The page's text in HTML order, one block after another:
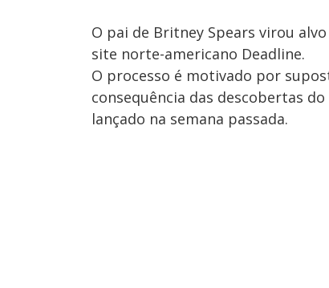
O pai de Britney Spears virou
site norte-americano Deadline.
O processo é motivado por
consequência das descobertas
lançado na semana passada.